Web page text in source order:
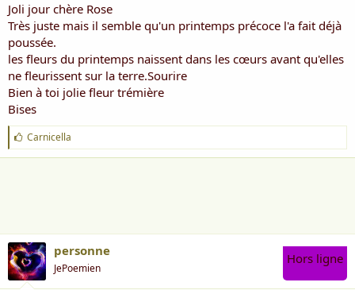
Rose ***
Joli jour chère Rose
Très juste mais il semble qu'un printemps précoce l'a fait déjà
poussée.
les fleurs du printemps naissent dans les cœurs avant qu'elles
ne fleurissent sur la terre.Sourire
Bien à toi jolie fleur trémière
Bises
J
'
a
Carnicella
personne
JePoemien
Hors ligne